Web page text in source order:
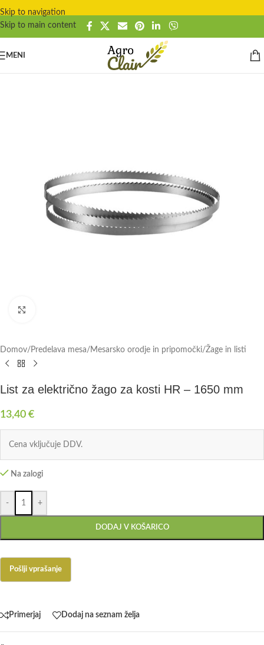
Skip to navigation
Skip to main content
MENI
Domov/ Predelava mesa/ Mesarsko orodje in pripomočki/Žage in listi
List za električno žago za kosti HR – 1650 mm
13,40 €
Cena vključuje DDV.
Na zalogi
- +
DODAJ V KOŠARICO
Primerjaj Dodaj na seznam želja